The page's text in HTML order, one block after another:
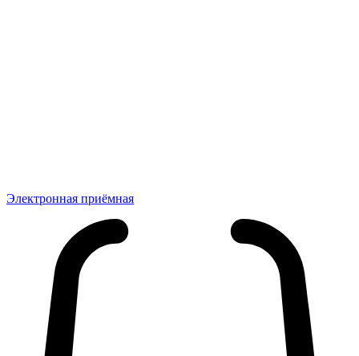
Электронная приёмная